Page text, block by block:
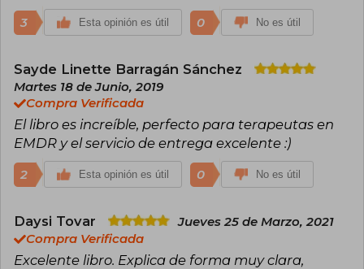
3 Esta opinión es útil 0 No es útil
Sayde Linette Barragán Sánchez
Martes 18 de Junio, 2019
Compra Verificada
El libro es increíble, perfecto para terapeutas en
EMDR y el servicio de entrega excelente :)
2 Esta opinión es útil 0 No es útil
Daysi Tovar
Jueves 25 de Marzo, 2021
Compra Verificada
Excelente libro. Explica de forma muy clara,